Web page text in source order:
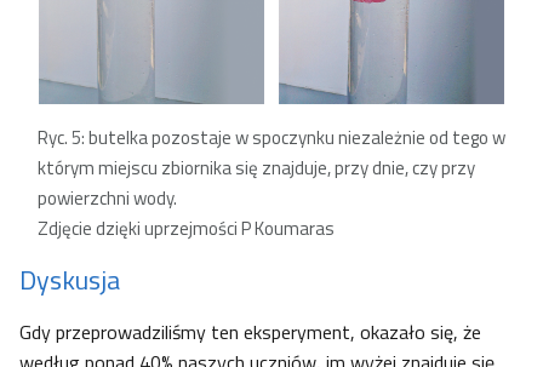
Ryc. 5: butelka pozostaje w spoczynku niezależnie od tego w
którym miejscu zbiornika się znajduje, przy dnie, czy przy
powierzchni wody.
Zdjęcie dzięki uprzejmości P Koumaras
Dyskusja
Gdy przeprowadziliśmy ten eksperyment, okazało się, że